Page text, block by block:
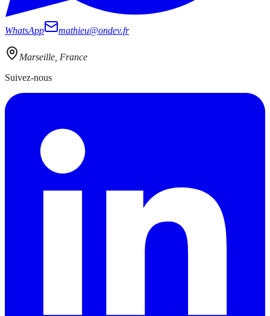
WhatsApp mathieu@ondev.fr
Marseille, France
Suivez-nous